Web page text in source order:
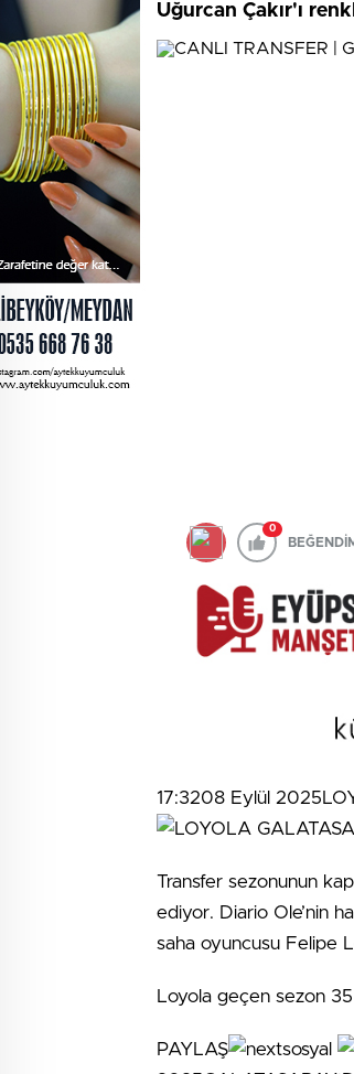
Uğurcan Çakır'ı
0
17:3208 Eylül
Transfer sezonunun
ediyor. Diario Ole’nin
saha oyuncusu Felipe
Loyola geçen sezon
PAYLAŞ